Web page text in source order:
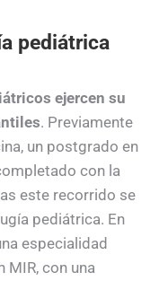
pediátrica
ejercen su
. Previamente
un postgrado en
con la
este recorrido se
pediátrica. En
especialidad
con una